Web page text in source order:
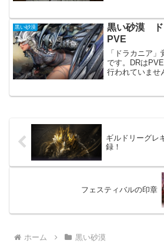
が上がったのは
黒い砂漠
黒い砂漠
PVE
「ドラカニア
です。DRは
行われていませ
ギルドリーグレ
録！
フェスティバルの印章
ホーム 黒い砂漠